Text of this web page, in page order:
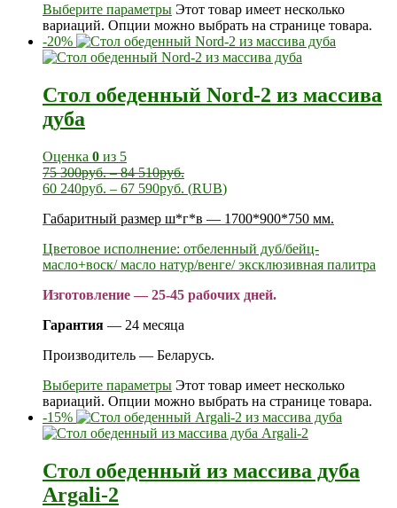
Выберите параметры Этот товар имеет несколько
вариаций. Опции можно выбрать на странице товара.
-20%
Стол обеденный Nord-2 из массива
дуба
Оценка 0 из 5
75 300руб.–84 510руб.
60 240руб. – 67 590руб. (RUB)
Габаритный размер ш*г*в — 1700*900*750 мм.
Цветовое исполнение: отбеленный дуб/бейц-
масло+воск/ масло натур/венге/ эксклюзивная палитра
Изготовление — 25-45 рабочих дней.
Гарантия — 24 месяца
Производитель — Беларусь.
Выберите параметры Этот товар имеет несколько
вариаций. Опции можно выбрать на странице товара.
-15%
Стол обеденный из массива дуба
Argali-2